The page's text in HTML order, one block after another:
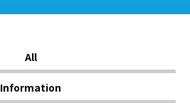
All
Information